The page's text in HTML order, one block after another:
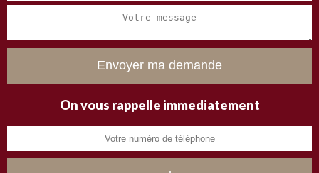
On vous rappelle immediatement